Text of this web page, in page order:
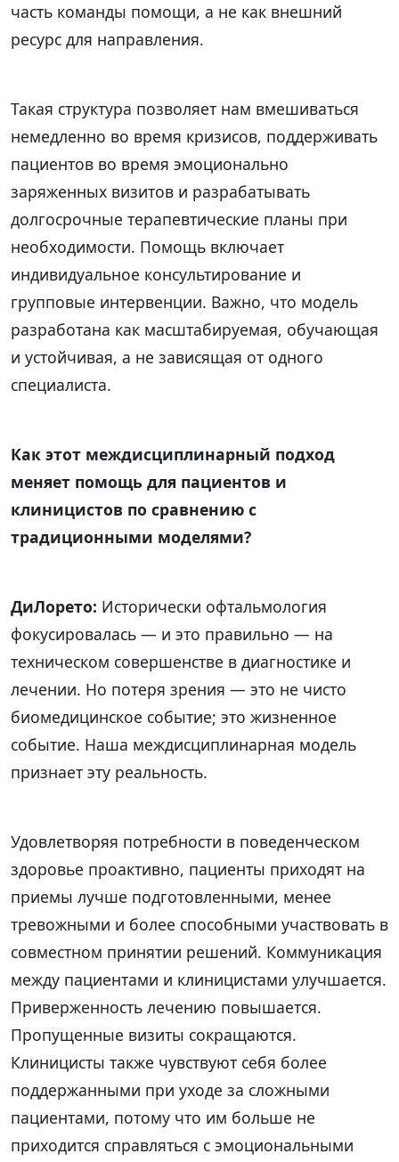
часть команды помощи, а не как внешний
ресурс для направления.
Такая структура позволяет нам вмешиваться
немедленно во время кризисов, поддерживать
пациентов во время эмоционально
заряженных визитов и разрабатывать
долгосрочные терапевтические планы при
необходимости. Помощь включает
индивидуальное консультирование и
групповые интервенции. Важно, что модель
разработана как масштабируемая, обучающая
и устойчивая, а не зависящая от одного
специалиста.
Как этот междисциплинарный подход
меняет помощь для пациентов и
клиницистов по сравнению с
традиционными моделями?
ДиЛорето: Исторически офтальмология
фокусировалась — и это правильно — на
техническом совершенстве в диагностике и
лечении. Но потеря зрения — это не чисто
биомедицинское событие; это жизненное
событие. Наша междисциплинарная модель
признает эту реальность.
Удовлетворяя потребности в поведенческом
здоровье проактивно, пациенты приходят на
приемы лучше подготовленными, менее
тревожными и более способными участвовать в
совместном принятии решений. Коммуникация
между пациентами и клиницистами улучшается.
Приверженность лечению повышается.
Пропущенные визиты сокращаются.
Клиницисты также чувствуют себя более
поддержанными при уходе за сложными
пациентами, потому что им больше не
приходится справляться с эмоциональными